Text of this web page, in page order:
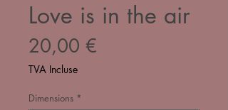
Love is in the air
20,00 €
TVA Incluse
Dimensions *